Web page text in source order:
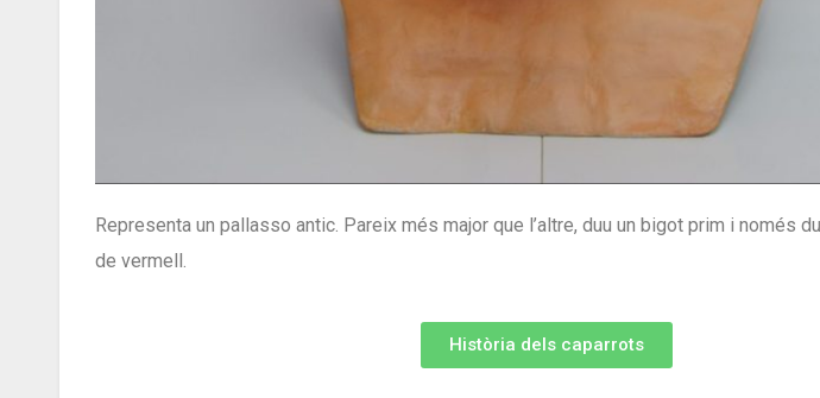
Representa un pallasso antic. Pareix més major que l’altre, duu un bigot prim i només
de vermell.
Història dels caparrots